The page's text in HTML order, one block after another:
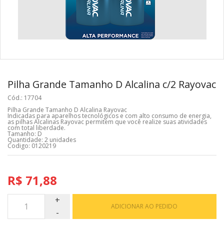
Pilha Grande Tamanho D Alcalina c/2 Rayovac
Cód.: 17704
Pilha Grande Tamanho D Alcalina Rayovac
Indicadas para aparelhos tecnológicos e com alto consumo de energia,
as pilhas Alcalinas Rayovac permitem que você realize suas atividades
com total liberdade.
Tamanho: D
Quantidade: 2 unidades
Codigo: 0120219
R$ 71,88
ADICIONAR AO PEDIDO